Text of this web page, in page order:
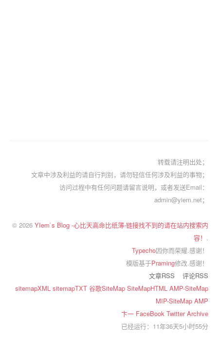
转载请注明出处；
文章中涉及利益的请自行判别，请勿轻信任何涉及利益的事物；
访问过程中有任何问题请留言说明，或者发送Email：
admin@yiem.net；
© 2026 YIem`s Blog -心比天高命比纸薄-链接找不到的请在站内搜索内
容！ .
Typecho因你而荣耀.感谢！
模版基于Praming修改.感谢！
文章RSS
评论RSS
sitemapXML sitemapTXT 谷歌SiteMap SiteMapHTML AMP-SiteMap
MIP-SiteMap AMP
卞一 FaceBook TwitterArchive
已经运行：11年36天5小时55分